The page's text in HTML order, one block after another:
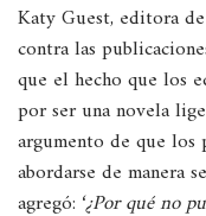
Katy Guest, editora de
contra las
que el hecho que los
por ser una novela
argumento de que los
abordarse de manera
agregó: ‘¿Por qué no